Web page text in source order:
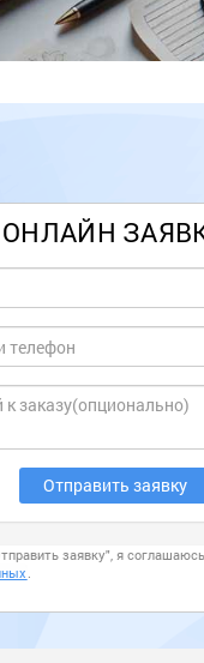
ОНЛАЙН
заявку", я
.